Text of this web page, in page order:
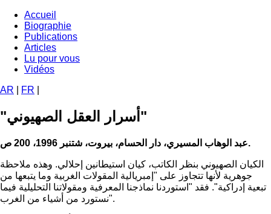
Aller
contenu
principal
Navigation
principale
Accueil
Biographie
Publications
Articles
Lu pour vous
Vidéos
AR
FR
"أسرار العقل الصهيوني"
عبد الوهاب المسيري، دار الحسام، بيروت، شتنبر 1996، 200 ص.
الكيان الصهيوني بنظر الكاتب، كيان استيطانين إحلالي. وهذه ملاحظة
جوهرية لأنها تتجاوز على "إمبريالية المقولات الغربية وما يتبعها من
تبعية إدراكية". فقد "استوردنا نماذجنا المعرفية ومقولاتنا التحليلية فيما
نستورد من أشياء من الغرب".